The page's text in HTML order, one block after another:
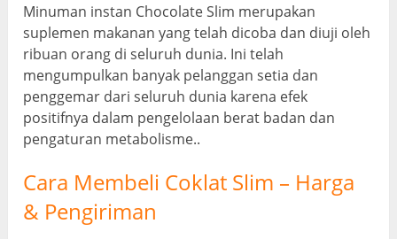
Minuman instan Chocolate Slim merupakan
suplemen makanan yang telah dicoba dan diuji oleh
ribuan orang di seluruh dunia. Ini telah
mengumpulkan banyak pelanggan setia dan
penggemar dari seluruh dunia karena efek
positifnya dalam pengelolaan berat badan dan
pengaturan metabolisme..
Cara Membeli Coklat Slim – Harga
& Pengiriman